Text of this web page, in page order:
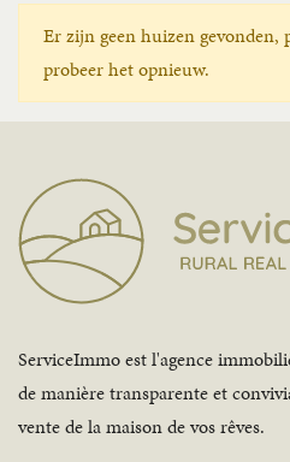
Er zijn geen huizen gevonden,
probeer het opnieuw.
ServiceImmo est l'agence
de manière transparente et
vente de la maison de vos rêves.